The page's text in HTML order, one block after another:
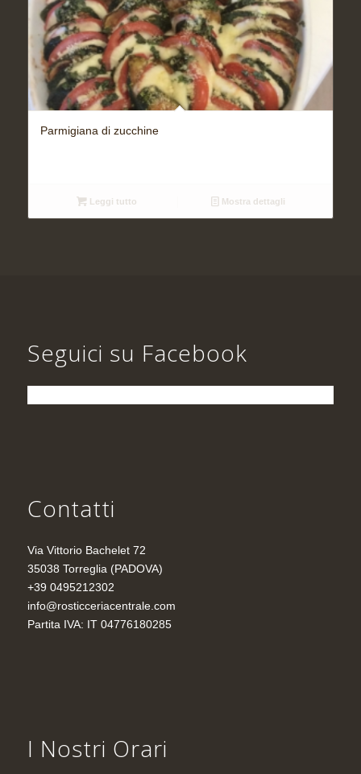
Parmigiana di zucchine
Leggi tutto Mostra dettagli
Seguici su Facebook
Contatti
Via Vittorio Bachelet 72
35038 Torreglia (PADOVA)
+39 0495212302
info@rosticceriacentrale.com
Partita IVA: IT 04776180285
I Nostri Orari